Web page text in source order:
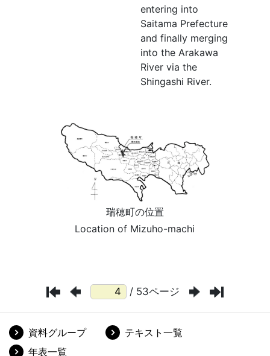
/ 53ページ
資料グループ
テキスト一覧
年表一覧